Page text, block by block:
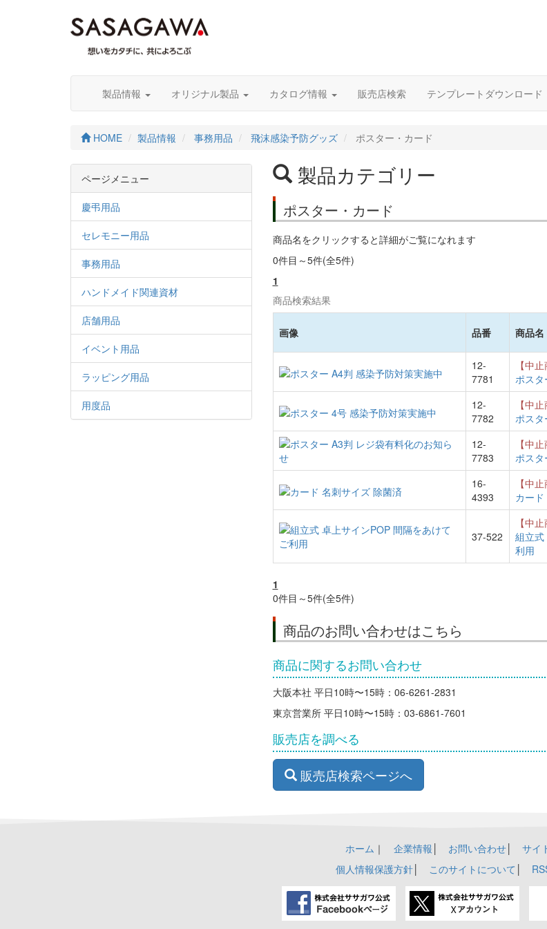
製品情報 オリジナル製品 カタログ情報 販売店検索 テンプレートダウンロード
HOME 製品情報 事務用品 飛沫感染予防グッズ ポスター・カード
ページメニュー
慶弔用品
セレモニー用品
事務用品
ハンドメイド関連資材
店舗用品
イベント用品
ラッピング用品
用度品
製品カテゴリー
ポスター・カード
商品名をクリックすると詳細がご覧になれます
0件目～5件(全5件)
1
商品検索結果
画像 品番 商品名
12-
7781
【中止
ポスタ
12-
7782
【中止
ポスタ
12-
7783
【中止
ポスタ
16-
4393
【中止
カー
37-522
【中止
組立式
利用
1
0件目～5件(全5件)
商品のお問い合わせはこちら
商品に関するお問い合わせ
大阪本社 平日10時〜15時：06-6261-2831
東京営業所 平日10時〜15時：03-6861-7601
販売店を調べる
販売店検索ページへ
ホーム ｜ 企業情報 お問い合わせ│
サイ
個人情報保護方針│ このサイトについて